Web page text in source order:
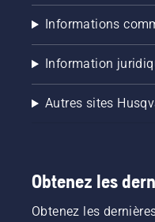
Informations
Information
Autres sites
Obtenez les
Obtenez les